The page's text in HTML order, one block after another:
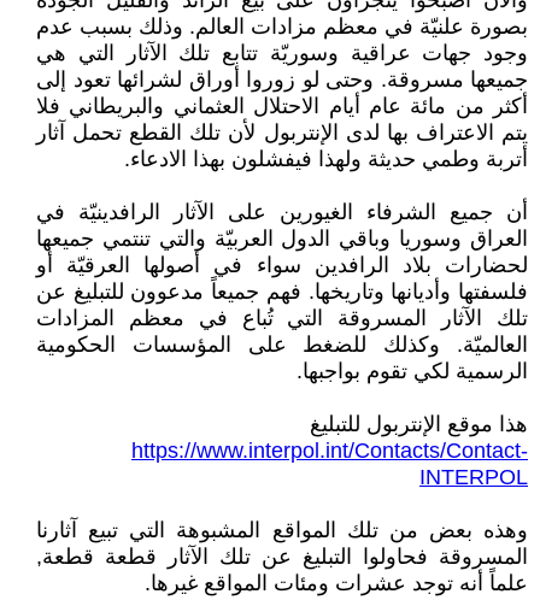
بصورة علنيّة في معظم مزادات العالم. وذلك بسبب عدم
وجود جهات عراقية وسوريّة تتابع تلك الآثار التي هي
جميعها مسروقة. وحتى لو زوروا أوراق لشرائها تعود إلى
أكثر من مائة عام أيام الاحتلال العثماني والبريطاني فلا
يتم الاعتراف بها لدى الإنتربول لأن تلك القطع تحمل آثار
أتربة وطمي حديثة ولهذا فيفشلون بهذا الادعاء.
أن جميع الشرفاء الغيورين على الآثار الرافدينيّة في
العراق وسوريا وباقي الدول العربيّة والتي تنتمي جميعها
لحضارات بلاد الرافدين سواء في أصولها العرقيّة أو
فلسفتها وأديانها وتاريخها. فهم جميعاً مدعوون للتبليغ عن
تلك الآثار المسروقة التي تُباع في معظم المزادات
العالميّة. وكذلك للضغط على المؤسسات الحكومية
الرسمية لكي تقوم بواجبها.
هذا موقع الإنتربول للتبليغ
https://www.interpol.int/Contacts/Contact-
INTERPOL
وهذه بعض من تلك المواقع المشبوهة التي تبيع آثارنا
المسروقة فحاولوا التبليغ عن تلك الآثار قطعة قطعة,
علماً أنه توجد عشرات ومئات المواقع غيرها.